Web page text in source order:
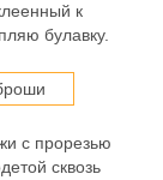
к
булавку.
с прорезью
сквозь